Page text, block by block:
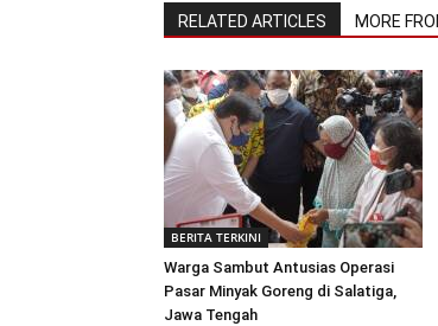
RELATED ARTICLES MORE
BERITA TERKINI
Warga Sambut Antusias Operasi
Pasar Minyak Goreng di Salatiga,
Jawa Tengah